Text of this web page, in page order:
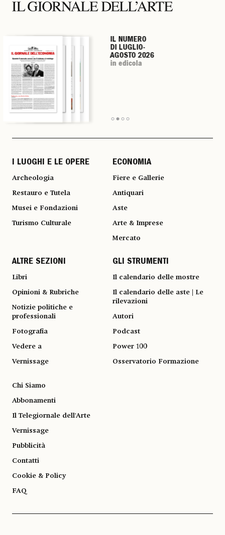
IL NUMERO
DI LUGLIO-
AGOSTO 2026
in edicola
IL NUMERO
DI LUGLIO-
AGOSTO 2026
in edicola
IL NUMERO
DI LUGLIO-
AGOSTO 2026
in edicola
IL NUMERO
DI LUGLIO-
AGOSTO 2026
in edicola
I LUOGHI E LE OPERE
Archeologia
Restauro e Tutela
Musei e Fondazioni
Turismo Culturale
ECONOMIA
Fiere e Gallerie
Antiquari
Aste
Arte & Imprese
Mercato
ALTRE SEZIONI
Libri
Opinioni & Rubriche
Notizie politiche e
professionali
Fotografia
Vedere a
Vernissage
GLI STRUMENTI
Il calendario delle mostre
Il calendario delle aste | Le
rilevazioni
Autori
Podcast
Power 100
Osservatorio Formazione
Chi Siamo
Abbonamenti
Il Telegiornale dell'Arte
Vernissage
Pubblicità
Contatti
Cookie & Policy
FAQ